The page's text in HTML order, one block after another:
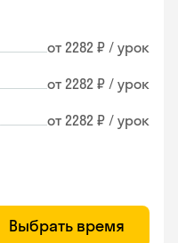
от 2282 ₽ / урок
от 2282 ₽ / урок
от 2282 ₽ / урок
Выбрать время